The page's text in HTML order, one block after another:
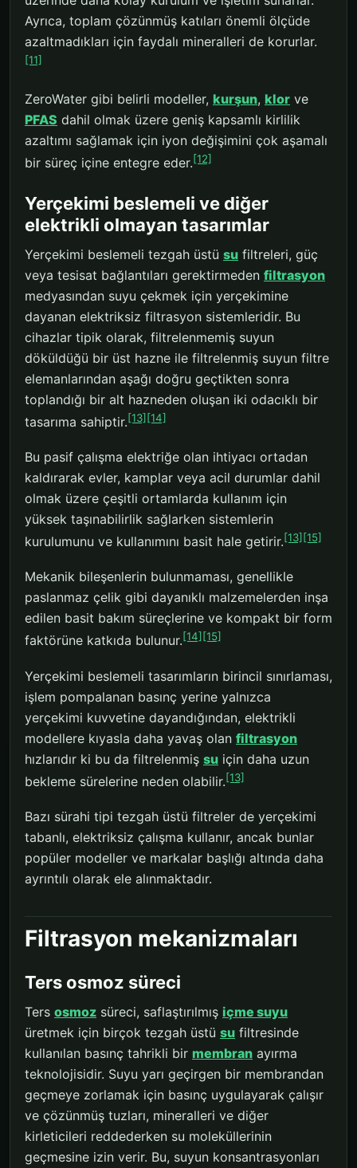
Ayrıca, toplam çözünmüş katıları önemli ölçüde
azaltmadıkları için faydalı mineralleri de korurlar.
[11]
ZeroWater gibi belirli modeller, kurşun, klor ve
PFAS dahil olmak üzere geniş kapsamlı kirlilik
azaltımı sağlamak için iyon değişimini çok aşamalı
bir süreç içine entegre eder.[12]
Yerçekimi beslemeli ve diğer
elektrikli olmayan tasarımlar
Yerçekimi beslemeli tezgah üstü su filtreleri, güç
veya tesisat bağlantıları gerektirmeden filtrasyon
medyasından suyu çekmek için yerçekimine
dayanan elektriksiz filtrasyon sistemleridir. Bu
cihazlar tipik olarak, filtrelenmemiş suyun
döküldüğü bir üst hazne ile filtrelenmiş suyun filtre
elemanlarından aşağı doğru geçtikten sonra
toplandığı bir alt hazneden oluşan iki odacıklı bir
tasarıma sahiptir.[13][14]
Bu pasif çalışma elektriğe olan ihtiyacı ortadan
kaldırarak evler, kamplar veya acil durumlar dahil
olmak üzere çeşitli ortamlarda kullanım için
yüksek taşınabilirlik sağlarken sistemlerin
kurulumunu ve kullanımını basit hale getirir.[13] [15]
Mekanik bileşenlerin bulunmaması, genellikle
paslanmaz çelik gibi dayanıklı malzemelerden inşa
edilen basit bakım süreçlerine ve kompakt bir form
faktörüne katkıda bulunur.[14] [15]
Yerçekimi beslemeli tasarımların birincil sınırlaması,
işlem pompalanan basınç yerine yalnızca
yerçekimi kuvvetine dayandığından, elektrikli
modellere kıyasla daha yavaş olan filtrasyon
hızlarıdır ki bu da filtrelenmiş su için daha uzun
bekleme sürelerine neden olabilir.[13]
Bazı sürahi tipi tezgah üstü filtreler de yerçekimi
tabanlı, elektriksiz çalışma kullanır, ancak bunlar
popüler modeller ve markalar başlığı altında daha
ayrıntılı olarak ele alınmaktadır.
Filtrasyon mekanizmaları
Ters osmoz süreci
Ters osmoz süreci, saflaştırılmış içme suyu
üretmek için birçok tezgah üstü su filtresinde
kullanılan basınç tahrikli bir membran ayırma
teknolojisidir. Suyu yarı geçirgen bir membrandan
geçmeye zorlamak için basınç uygulayarak çalışır
ve çözünmüş tuzları, mineralleri ve diğer
kirleticileri reddederken su moleküllerinin
geçmesine izin verir. Bu, suyun konsantrasyonları